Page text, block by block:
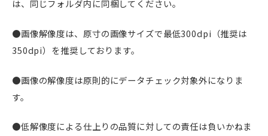
は、同じフォルダ内に同梱してください。
●画像解像度は、原寸の画像サイズで最低300dpi（推奨は
350dpi）を推奨しております。
●画像の解像度は原則的にデータチェック対象外になりま
す。
●低解像度による仕上りの品質に対しての責任は負いかねま